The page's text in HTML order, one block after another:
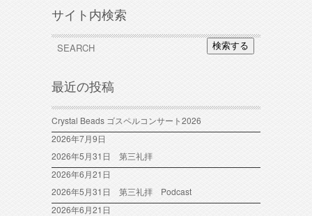
サイト内検索
検索する
最近の投稿
Crystal Beads ゴスペルコンサート2026
2026年7月9日
2026年5月31日 第三礼拝
2026年6月21日
2026年5月31日 第三礼拝 Podcast
2026年6月21日